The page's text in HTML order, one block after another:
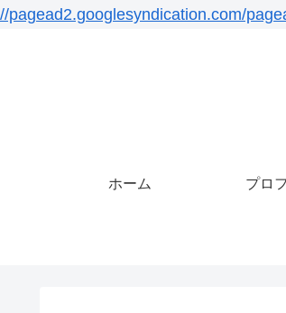
//pagead2.googlesyndication.com/
ホーム プロ